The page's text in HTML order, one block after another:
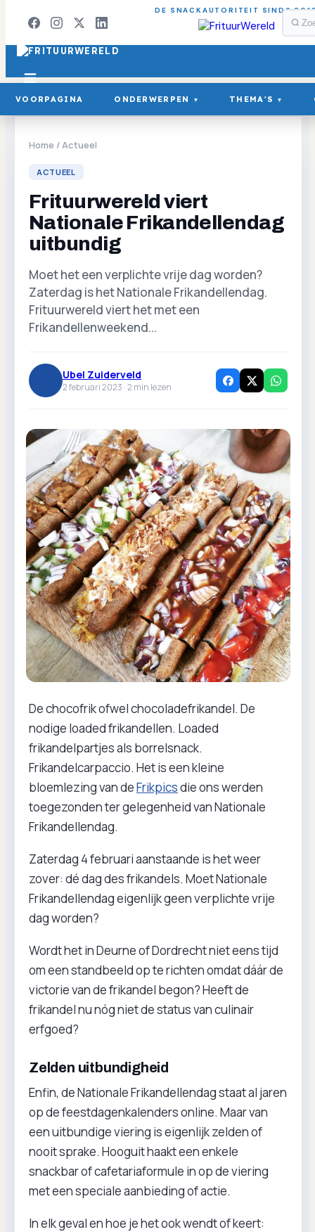
DE SNACKAUTORITEIT SINDS
VOORPAGINA ONDERWERPEN ▾ THEMA'S ▾
Home /Actueel
ACTUEEL
Frituurwereld viert
Nationale Frikandellendag
uitbundig
Moet het een verplichte vrije dag worden?
Zaterdag is het Nationale Frikandellendag.
Frituurwereld viert het met een
Frikandellenweekend...
Ubel Zuiderveld
2 februari 2023 ·2 min lezen
De chocofrik ofwel chocoladefrikandel. De
nodige loaded frikandellen. Loaded
frikandelpartjes als borrelsnack.
Frikandelcarpaccio. Het is een kleine
bloemlezing van deFrikpicsdie ons werden
toegezonden ter gelegenheid van Nationale
Frikandellendag.
Zaterdag 4 februari aanstaande is het weer
zover: dé dag des frikandels. Moet Nationale
Frikandellendag eigenlijk geen verplichte vrije
dag worden?
Wordt het in Deurne of Dordrecht niet eens tijd
om een standbeeld op te richten omdat dáár de
victorie van de frikandel begon? Heeft de
frikandel nu nóg niet de status van culinair
erfgoed?
Zelden uitbundigheid
Enfin, de Nationale Frikandellendag staat al jaren
op de feestdagenkalenders online. Maar van
een uitbundige viering is eigenlijk zelden of
nooit sprake. Hooguit haakt een enkele
snackbar of cafetariaformule in op de viering
met een speciale aanbieding of actie.
In elk geval en hoe je het ook wendt of keert: